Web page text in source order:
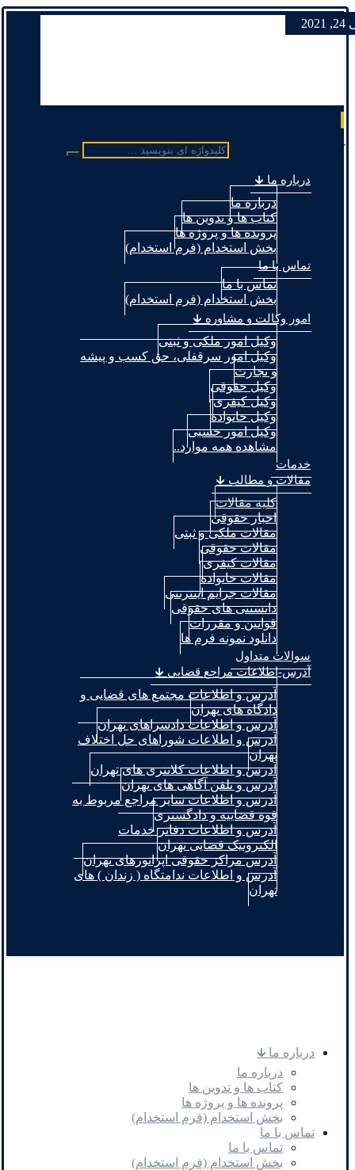
کلیدواژه ای بنویسید ...
درباره ما 🡳
درباره ما
کتاب ها و تدوین ها
پرونده ها و پروژه ها
بخش استخدام (فرم استخدام)
تماس با ما
تماس با ما
بخش استخدام (فرم استخدام)
امور وکالت و مشاوره 🡳
وکیل امور ملکی و ثبتی
وکیل امور سرقفلی، حق کسب و پیشه
و تجارت
وکیل حقوقی
وکیل کیفری
وکیل خانواده
وکیل امور حسبی
مشاهده همه موارد..
خدمات
مقالات و مطالب 🡳
کلیه مقالات
اخبار حقوقی
مقالات ملکی و ثبتی
مقالات حقوقی
مقالات کیفری
مقالات خانواده
مقالات جرایم اینترنتی
دانستنی های حقوقی
قوانین و مقررات
دانلود نمونه فرم ها
سوالات متداول
آدرس-اطلاعات مراجع قضایی 🡳
آدرس و اطلاعات مجتمع های قضایی و
دادگاه های تهران
آدرس و اطلاعات دادسراهای تهران
آدرس و اطلاعات شوراهای حل اختلاف
تهران
آدرس و اطلاعات کلانتری های تهران
آدرس و تلفن آگاهی های تهران
آدرس و اطلاعات سایر مراجع مربوط به
قوه قضاییه و دادگستری
آدرس و اطلاعات دفاتر خدمات
الکترونیک قضایی تهران
آدرس مراکز حقوقی اپراتورهای تهران
آدرس و اطلاعات ندامتگاه ( زندان ) های
تهران
درباره ما 🡳
درباره ما
کتاب ها و تدوین ها
پرونده ها و پروژه ها
بخش استخدام (فرم استخدام)
تماس با ما
تماس با ما
بخش استخدام (فرم استخدام)